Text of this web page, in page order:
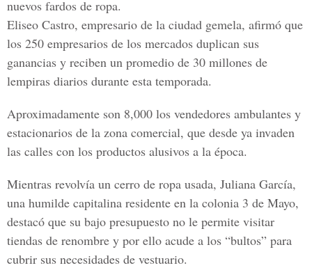
nuevos fardos de ropa.
Eliseo Castro, empresario de la ciudad gemela, afirmó que
los 250 empresarios de los mercados duplican sus
ganancias y reciben un promedio de 30 millones de
lempiras diarios durante esta temporada.
Aproximadamente son 8,000 los vendedores ambulantes y
estacionarios de la zona comercial, que desde ya invaden
las calles con los productos alusivos a la época.
Mientras revolvía un cerro de ropa usada, Juliana García,
una humilde capitalina residente en la colonia 3 de Mayo,
destacó que su bajo presupuesto no le permite visitar
tiendas de renombre y por ello acude a los “bultos” para
cubrir sus necesidades de vestuario.